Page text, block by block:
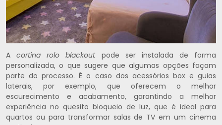
Acortina rolo blackoutpode ser instalada de forma
personalizada, o que sugere que algumas opções façam
parte do processo. É o caso dos acessórios box e guias
laterais, por exemplo, que oferecem o melhor
escurecimento e acabamento, garantindo a melhor
experiência no quesito bloqueio de luz, que é ideal para
quartos ou para transformar salas de TV em um cinema